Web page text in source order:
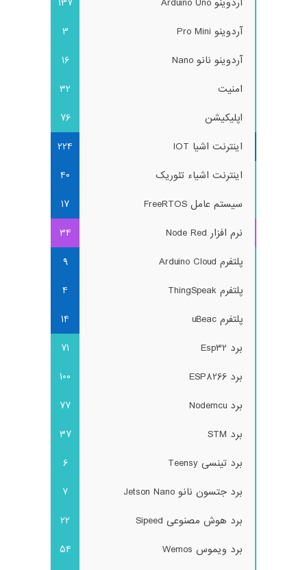
آردوینو Arduino Uno
137
آردوینو Pro Mini
3
آردوینو نانو Nano
16
امنیت
32
اپلیکیشن
76
اینترنت اشیا IOT
224
اینترنت اشیاء تئوریک
40
سیستم عامل FreeRTOS
17
نرم افزار Node Red
34
پلتفرم Arduino Cloud
9
پلتفرم ThingSpeak
4
پلتفرم uBeac
14
برد Esp32
71
برد ESP8266
100
برد Nodemcu
77
برد STM
37
برد تینسی Teensy
6
برد جتسون نانو Jetson Nano
7
برد هوش مصنوعی Sipeed
22
برد ویموس Wemos
54